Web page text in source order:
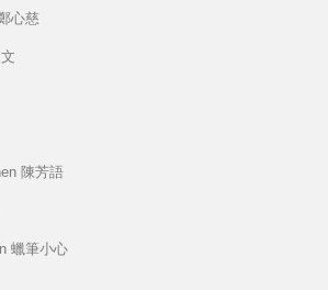
心慈
陳芳語
蠟筆小心